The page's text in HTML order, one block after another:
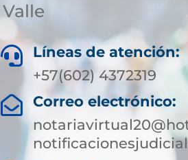
Valle

Líneas de atención:
+57(602) 4372319

Correo electrónico: